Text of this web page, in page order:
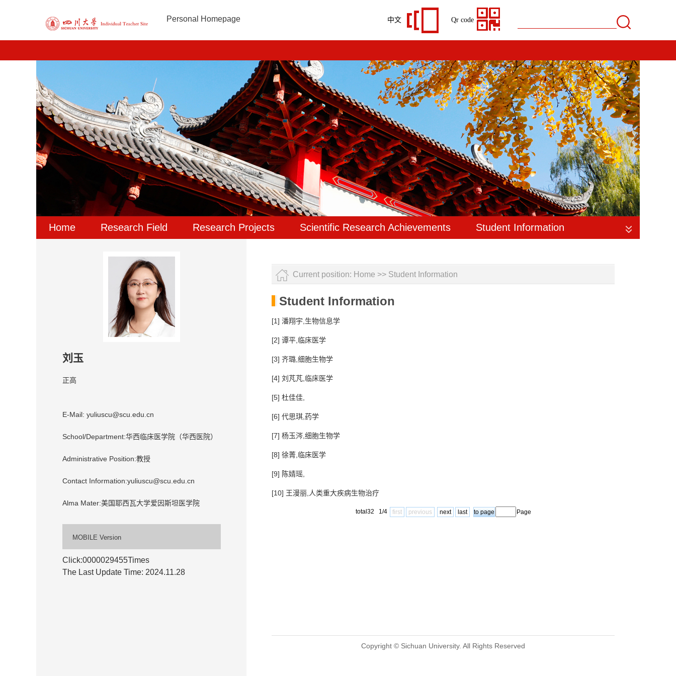
Personal Homepage Qr code
中文
Home Research Field Research Projects Scientific Research Achievements Student Information
刘玉
正高
E-Mail: yuliuscu@scu.edu.cn
School/Department:华西临床医学院（华西医院）
Administrative Position:教授
Contact Information:yuliuscu@scu.edu.cn
Alma Mater:美国耶西瓦大学爱因斯坦医学院
MOBILE Version
Click:0000029455Times
The Last Update Time: 2024.11.28
Current position: Home >> Student Information
Student Information
[1] 潘翔宇,生物信息学
[2] 谭平,临床医学
[3] 齐璐,细胞生物学
[4] 刘芃芃,临床医学
[5] 杜佳佳,
[6] 代思琪,药学
[7] 杨玉涔,细胞生物学
[8] 徐菁,临床医学
[9] 陈婧瑶,
[10] 王漫丽,人类重大疾病生物治疗
total32 1/4 first previous next last Page
Copyright © Sichuan University. All Rights Reserved